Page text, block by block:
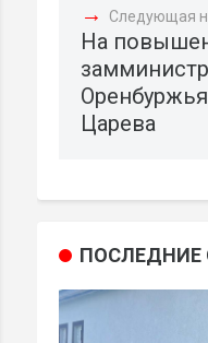
→ Следующая
На
Царева
ПОСЛЕДНИЕ